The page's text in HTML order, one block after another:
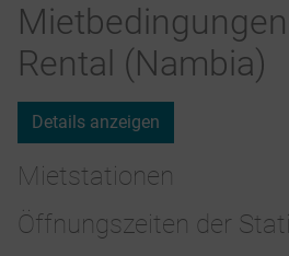
Rental (Nambia)
Details anzeigen
Mietstationen
Öffnungszeiten der